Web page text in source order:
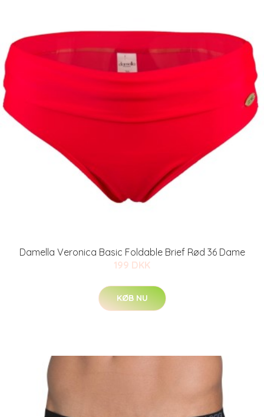
Damella Veronica Basic Foldable Brief Rød 36 Dame
199 DKK
KØB NU